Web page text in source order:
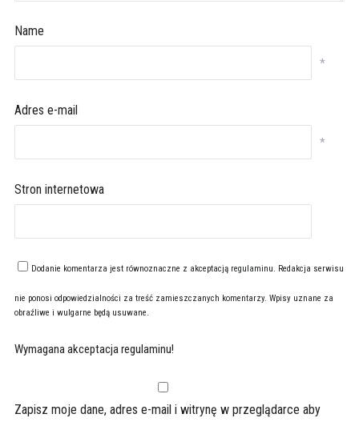
Name
*
Adres e-mail
*
Stron internetowa
Dodanie komentarza jest równoznaczne z akceptacją regulaminu. Redakcja serwisu
nie ponosi odpowiedzialności za treść zamieszczanych komentarzy. Wpisy uznane za
obraźliwe i wulgarne będą usuwane.
Wymagana akceptacja regulaminu!
Zapisz moje dane, adres e-mail i witrynę w przeglądarce aby